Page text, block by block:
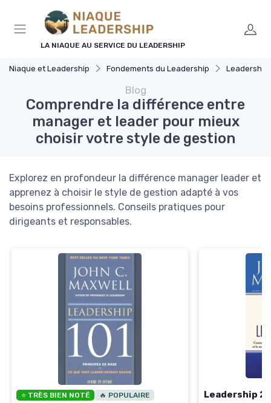
LA NIAQUE AU SERVICE DU LEADERSHIP
Niaque et Leadership Fondements du Leadership Leadership
Blog
Comprendre la différence entre
manager et leader pour mieux
choisir votre style de gestion
Explorez en profondeur la différence manager leader et
apprenez à choisir le style de gestion adapté à vos
besoins professionnels. Conseils pratiques pour
dirigeants et responsables.
⭐ TRÈS BIEN NOTÉ 🔥 POPULAIRE Leadership